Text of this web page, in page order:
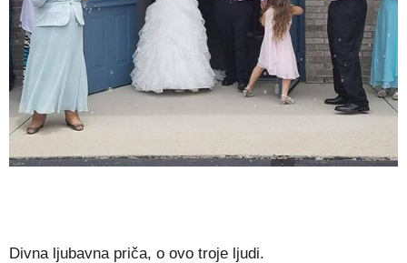
Divna ljubavna priča, o ovo troje ljudi.